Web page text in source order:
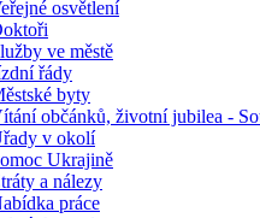
osvětlení
ve městě
řády
byty
občánků, životní jubilea -
v okolí
Ukrajině
a nálezy
práce